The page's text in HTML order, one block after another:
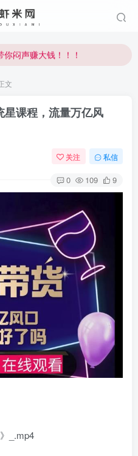
闷声赚大钱！！！
闷声赚大钱！！！
文
星课程，流量万亿风
关注 私信
0 109 9
_.mp4